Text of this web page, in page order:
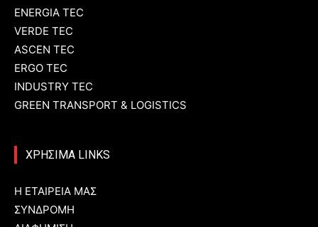
ENERGIA TEC
VERDE TEC
ASCEN TEC
ERGO TEC
INDUSTRY TEC
GREEN TRANSPORT & LOGISTICS
ΧΡΗΣΙΜΑ LINKS
Η ΕΤΑΙΡΕΙΑ ΜΑΣ
ΣΥΝΔΡΟΜΗ